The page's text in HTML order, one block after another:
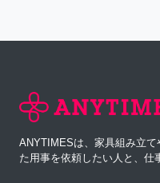
ANYTIMESは、家具組み立
た用事を依頼したい人と、仕